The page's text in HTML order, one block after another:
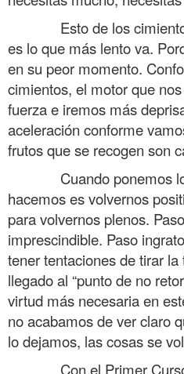
Esto de los
es lo que más lento va.
en su peor momento.
cimientos, el motor que
fuerza e iremos más
aceleración conforme
frutos que se recogen son
Cuando ponemos
hacemos es volvernos
para volvernos plenos.
imprescindible. Paso
tener tentaciones de tirar
llegado al “punto de no
virtud más necesaria en
no acabamos de ver claro
lo dejamos, las cosas se
Con el Primer